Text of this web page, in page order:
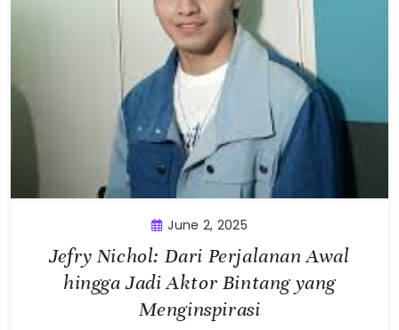
June 2, 2025
Jefry Nichol: Dari Perjalanan Awal
hingga Jadi Aktor Bintang yang
Menginspirasi